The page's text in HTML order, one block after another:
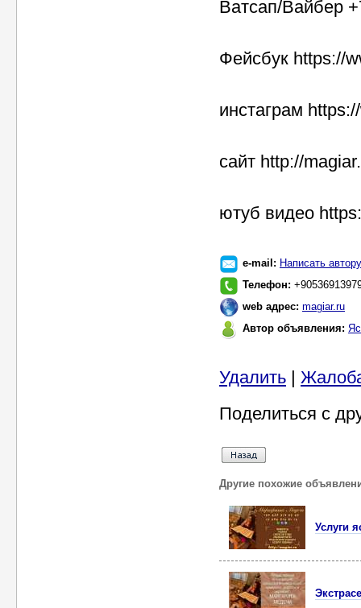
Ватсап/Вайбер
Фейсбук https://
инстаграм
сайт http://
ютуб видео
e-mail: Написать автору
Телефон:
web адрес: magiar.ru
Автор объявления:
Удалить |
Поделиться с
Другие похожие
Услуги